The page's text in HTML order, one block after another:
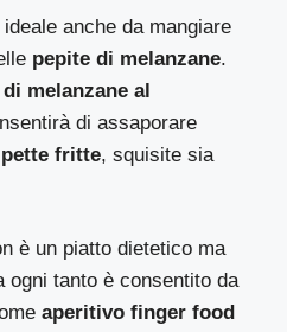
anche da mangiare
pepite di melanzane.
melanzane al
di assaporare
fritte, squisite sia
è un piatto dietetico ma
ogni tanto è consentito da
aperitivo finger food